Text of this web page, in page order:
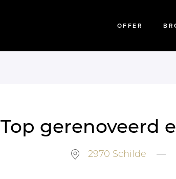
OFFER
Top gerenoveerd
2970 Schilde —